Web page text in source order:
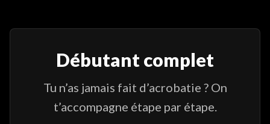
Débutant complet
Tu n’as jamais fait d’acrobatie ? On
t’accompagne étape par étape.